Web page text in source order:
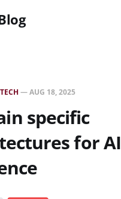
TECH—AUG 18, 2025
specific
for AI